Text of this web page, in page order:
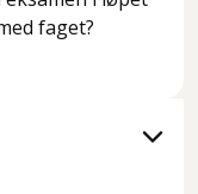
faget?